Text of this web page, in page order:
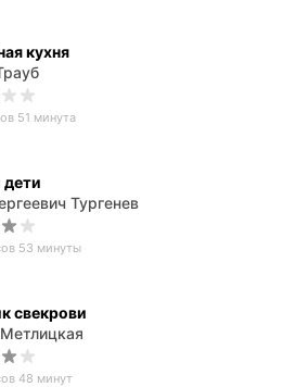
кухня
51 минута
Тургенев
53 минуты
свекрови
48 минут